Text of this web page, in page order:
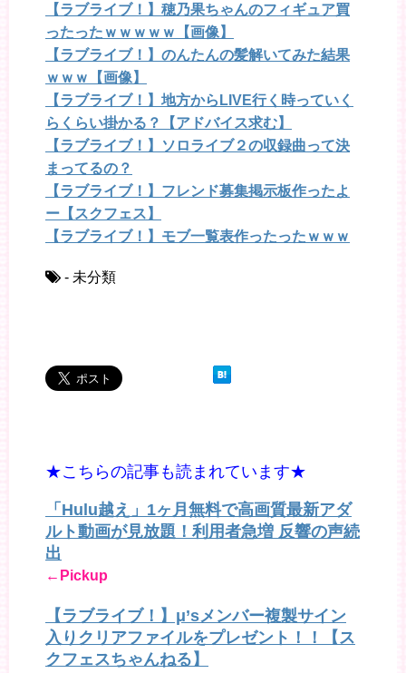
【ラブライブ！】穂乃果ちゃんのフィギュア買
ったったｗｗｗｗｗ【画像】
【ラブライブ！】のんたんの髪解いてみた結果
ｗｗｗ【画像】
【ラブライブ！】地方からLIVE行く時っていく
らくらい掛かる？【アドバイス求む】
【ラブライブ！】ソロライブ２の収録曲って決
まってるの？
【ラブライブ！】フレンド募集掲示板作ったよ
ー【スクフェス】
【ラブライブ！】モブ一覧表作ったったｗｗｗ
- 未分類
★こちらの記事も読まれています★
「Hulu越え」1ヶ月無料で高画質最新アダ
ルト動画が見放題！利用者急増 反響の声続
出
←Pickup
【ラブライブ！】μ’sメンバー複製サイン
入りクリアファイルをプレゼント！！【ス
クフェスちゃんねる】